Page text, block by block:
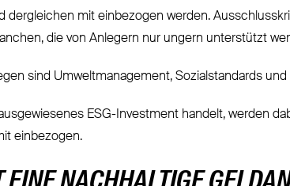
dergleichen mit einbezogen werden.
die von Anlegern nur ungern unterstützt
sind Umweltmanagement, Sozialstandards
ESG-Investment handelt, werden
einbezogen.